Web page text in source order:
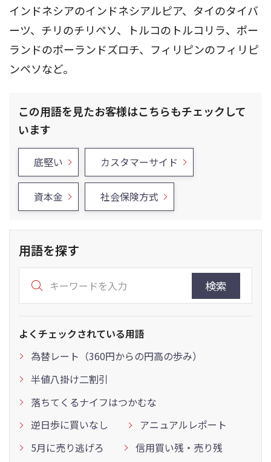
インドネシアのインドネシアルピア、タイのタイバ
ーツ、チリのチリペソ、トルコのトルコリラ、ポー
ランドのポーランドズロチ、フィリピンのフィリピ
ンペソなど。
この用語を見たお客様はこちらもチェックして
います
底堅い カスタマーサイド
資本金 社会保険方式
用語を探す
検索
よくチェックされている用語
為替レート（360円からの円高の歩み）
半値八掛け二割引
落ちてくるナイフはつかむな
逆日歩に買いなし
アニュアルレポート
5月に売り逃げろ
信用買い残・売り残